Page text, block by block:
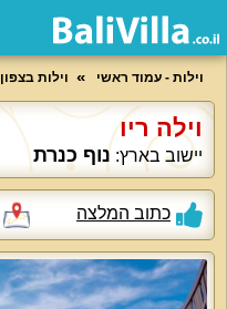
וילות - עמוד ראשי וילות בצפון
וילה ריו
יישוב בארץ: נוף כנרת
כתוב המלצה